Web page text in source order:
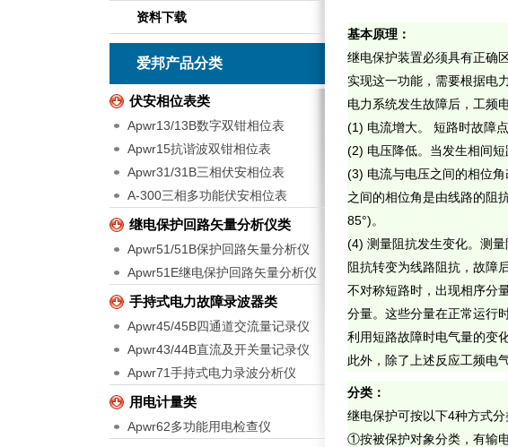
资料下载
爱邦产品分类
伏安相位表类
Apwr13/13B数字双钳相位表
Apwr15抗谐波双钳相位表
Apwr31/31B三相伏安相位表
A-300三相多功能伏安相位表
继电保护回路矢量分析仪类
Apwr51/51B保护回路矢量分析仪
Apwr51E继电保护回路矢量分析仪
手持式电力故障录波器类
Apwr45/45B四通道交流量记录仪
Apwr43/44B直流及开关量记录仪
Apwr71手持式电力录波分析仪
用电计量类
Apwr62多功能用电检查仪
基本原理：
继电保护装置必须具有正确
实现这一功能，需要根据电
电力系统发生故障后，工频
(1) 电流增大。 短路时故障
(2) 电压降低。当发生相间短
(3) 电流与电压之间的相位
之间的相位角是由线路的阻
85°)。
(4) 测量阻抗发生变化。测
阻抗转变为线路阻抗，故障
不对称短路时，出现相序分
分量。这些分量在正常运行
利用短路故障时电气量的变
此外，除了上述反应工频电
分类：
继电保护可按以下4种方式分
①按被保护对象分类，有输